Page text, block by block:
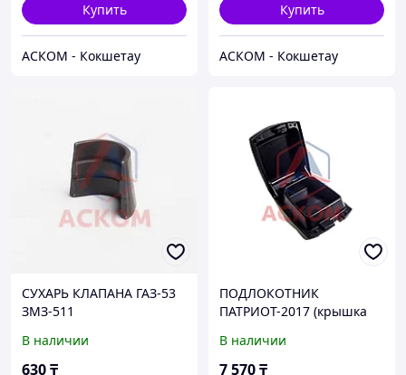
Купить
АСКОМ - Кокшетау
Купить
АСКОМ - Кокшетау
СУХАРЬ КЛАПАНА ГАЗ-53
ЗМЗ-511
В наличии
630₸
ПОДЛОКОТНИК
ПАТРИОТ-2017 (крышка
туннеля пола с отсеком
для хранения)
В наличии
7 570₸